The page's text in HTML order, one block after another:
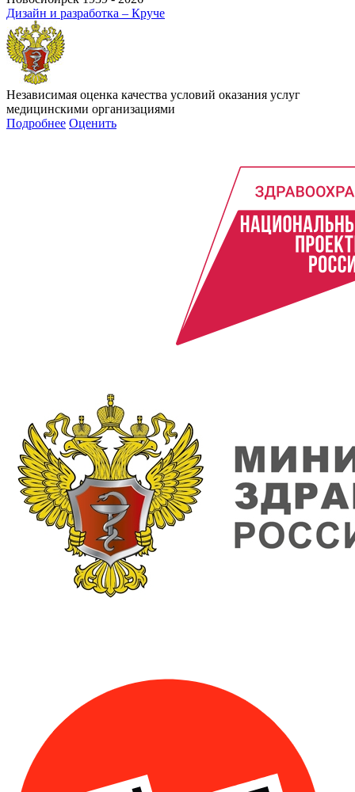
Дизайн и разработка – Круче
Независимая оценка качества условий оказания услуг
медицинскими организациями
Подробнее Оценить